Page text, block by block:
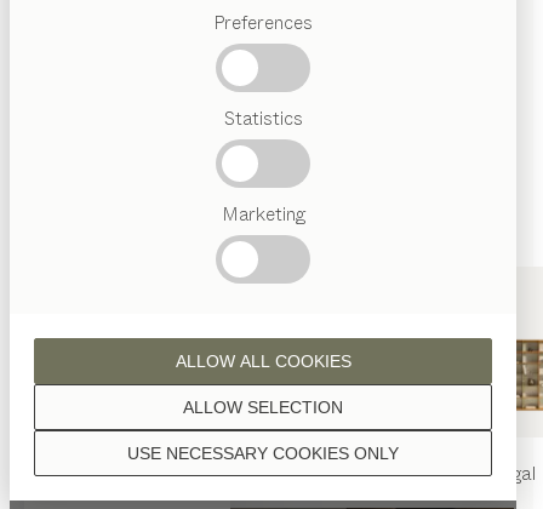
Preferences
Statistics
Marketing
USE NECESSARY COOKIES ONLY
ALLOW SELECTION
ALLOW ALL COOKIES
Österreichisches
Handwerk
nyaTisch nyaStuhl filignoRegal
WOHNBEREICH